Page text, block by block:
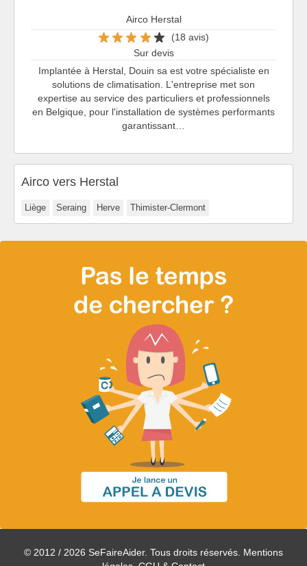
Airco Herstal
(18 avis)
Sur devis
Implantée à Herstal, Douin sa est votre spécialiste en
solutions de climatisation. L'entreprise met son
expertise au service des particuliers et professionnels
en Belgique, pour l'installation de systèmes performants
garantissant…
Airco vers Herstal
Liège Seraing Herve Thimister-Clermont
© 2012 / 2026 SeFaireAider. Tous droits réservés. Mentions